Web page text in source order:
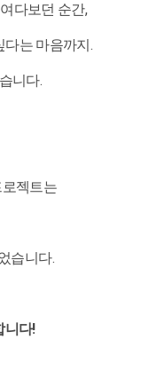
다보던 순간,
다는 마음까지.
니다.
로젝트는
습니다.
니다!